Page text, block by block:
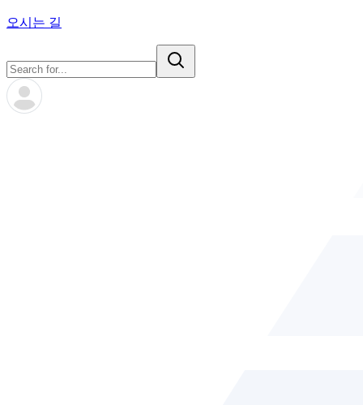
오시는 길